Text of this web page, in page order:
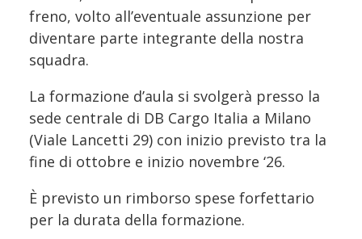
freno, volto all’eventuale assunzione per
diventare parte integrante della nostra
squadra.
La formazione d’aula si svolgerà presso la
sede centrale di DB Cargo Italia a Milano
(Viale Lancetti 29) con inizio previsto tra la
fine di ottobre e inizio novembre ‘26.
È previsto un rimborso spese forfettario
per la durata della formazione.